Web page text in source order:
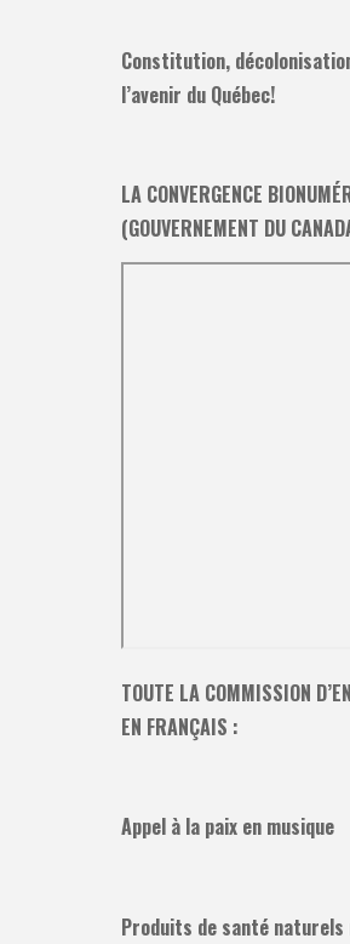
Constitution,
l’avenir du Québec!
LA CONVERGENCE
(GOUVERNEMENT DU
TOUTE LA COMMISSION
EN FRANÇAIS :
Appel à la paix en musique
Produits de santé naturels